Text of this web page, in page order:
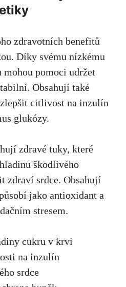
zdravotních benefitů
⁣Díky svému⁣ nízkému
pomoci⁣ udržet
Obsahují také
citlivost na inzulín
glukózy.
zdravé⁤ tuky, které
škodlivého‍
zdraví ​srdce. Obsahují
⁣jako antioxidant a⁢
stresem.
cukru‍ v⁢ krvi
na ⁣inzulín
srdce